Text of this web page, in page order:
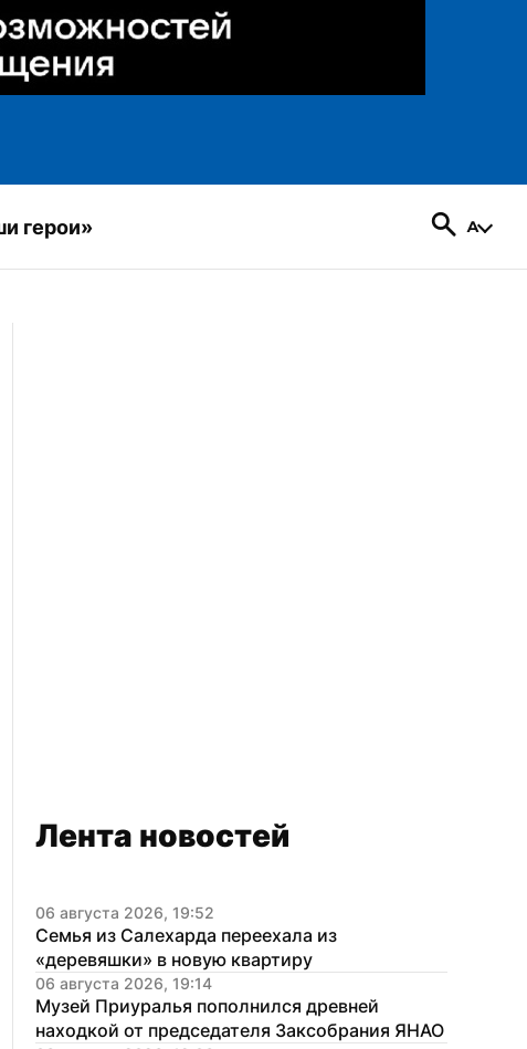
герои»
Лента новостей
06 августа 2026, 19:52
Семья из Салехарда переехала из
«деревяшки» в новую квартиру
06 августа 2026, 19:14
Музей Приуралья пополнился древней
находкой от председателя Заксобрания ЯНАО